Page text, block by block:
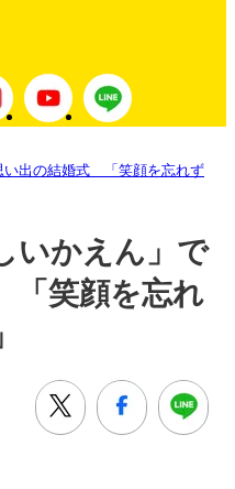
い出の結婚式 「笑顔を忘れず
いかえん」で
笑顔を忘れ